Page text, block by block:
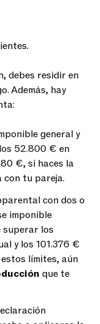
debes residir en
Además, hay
general y
52.800 € en
€, si haces la
con tu pareja.
con dos o
imponible
superar los
y los 101.376 €
límites, aún
que te